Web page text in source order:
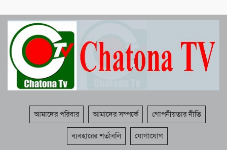
আমাদের পরিবার আমাদের সম্পর্কে গোপনীয়তার নীতি
ব্যবহারের শর্তাবলি যোগাযোগ